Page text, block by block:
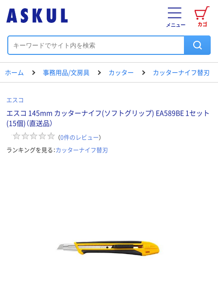
カゴ
メニュー
ホーム 事務用品/文房具 カッター カッターナイフ替刃
エスコ
エスコ 145mm カッターナイフ(ソフトグリップ) EA589BE 1セット
(15個)（直送品）
（0件のレビュー）
ランキングを見る：カッターナイフ替刃